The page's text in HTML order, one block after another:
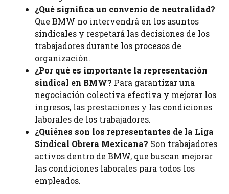
¿Qué significa un convenio de neutralidad?
Que BMW no intervendrá en los asuntos
sindicales y respetará las decisiones de los
trabajadores durante los procesos de
organización.
¿Por qué es importante la representación
sindical en BMW? Para garantizar una
negociación colectiva efectiva y mejorar los
ingresos, las prestaciones y las condiciones
laborales de los trabajadores.
¿Quiénes son los representantes de la Liga
Sindical Obrera Mexicana? Son trabajadores
activos dentro de BMW, que buscan mejorar
las condiciones laborales para todos los
empleados.